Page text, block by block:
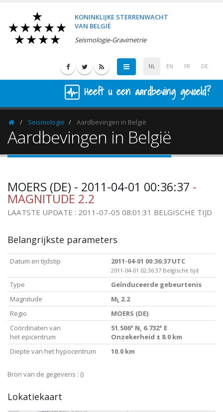
KONINKLIJKE STERRENWACHT
VAN BELGIË
Seismologie-Gravimetrie
NL EN FR DE
Heeft u een aardbeving gevoeld?
HomepageSeismologie Aardbevingen in België
Aardbevingen in België
MOERS (DE) - 2011-04-01 00:36:37 -
MAGNITUDE 2.2
LAATSTE UPDATE : 2011-07-05 08:01:31 BELGISCHE TIJD
Belangrijkste parameters
Datum en tijdstip 2011-04-01 00:36:37 UTC
2011-04-01 02:36:37 Belgische tijd
Type
Geïnduceerde gebeurtenis
Magnitude
M L 2.2
Regio
MOERS (DE)
Coördinaten van
het epicentrum
51.506° N, 6.732° E
Onzekerheid ± 8.0 km
Diepte van het hypocentrum
10.0 km
Bron van de gegevens : ()
Lokatiekaart